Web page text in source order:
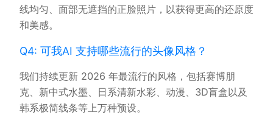
线均匀、面部无遮挡的正脸照片，以获得更高的还原度
和美感。
Q4: 可我AI 支持哪些流行的头像风格？
我们持续更新 2026 年最流行的风格，包括赛博朋
克、新中式水墨、日系清新水彩、动漫、3D盲盒以及
韩系极简线条等上万种预设。